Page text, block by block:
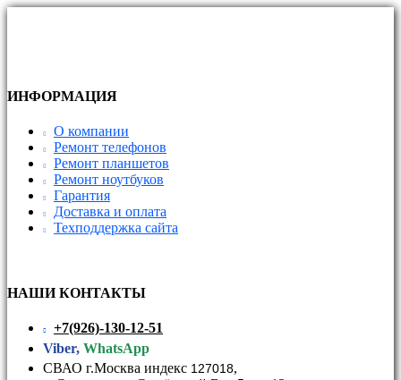
ИНФОРМАЦИЯ
О компании
Ремонт телефонов
Ремонт планшетов
Ремонт ноутбуков
Гарантия
Доставка и оплата
Техподдержка сайта
НАШИ КОНТАКТЫ
+7(926)-130-12-51
Viber, WhatsApp
СВАО г.Москва индекс 127018,